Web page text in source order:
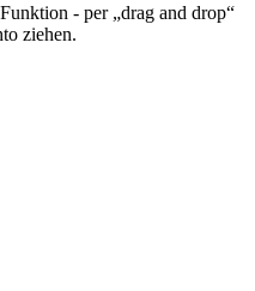
- per „drag and drop“
ziehen.